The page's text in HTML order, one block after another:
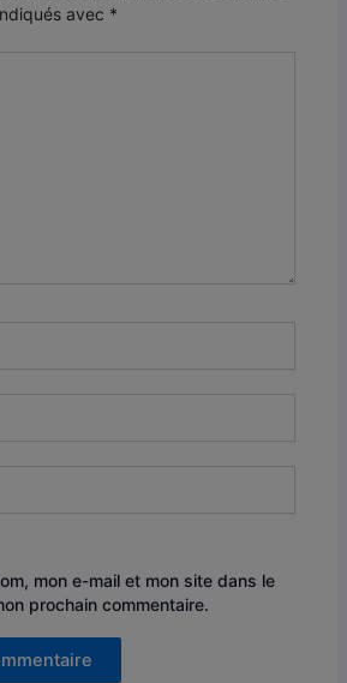
avec *
mon e-mail et mon site dans le
prochain commentaire.